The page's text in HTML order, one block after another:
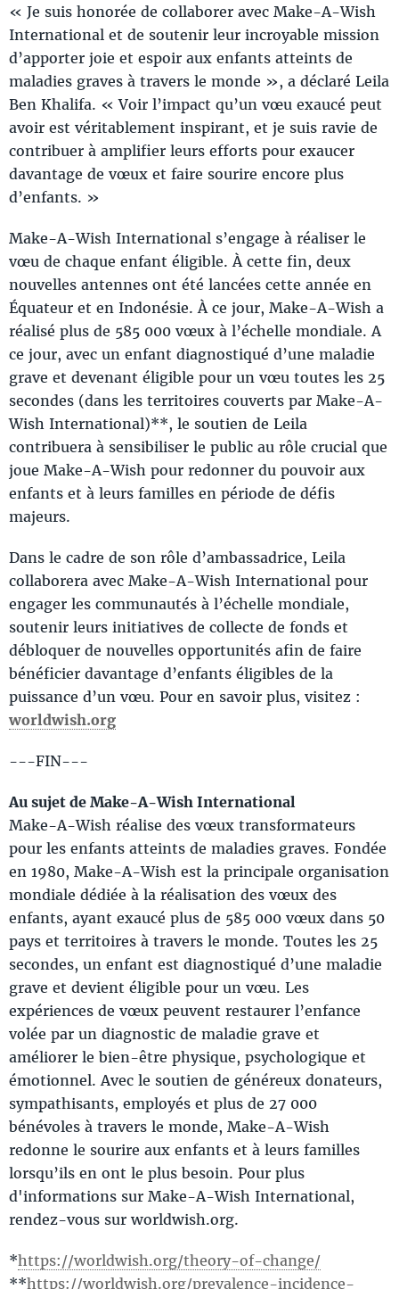
« Je suis honorée de collaborer avec Make-A-Wish
International et de soutenir leur incroyable mission
d’apporter joie et espoir aux enfants atteints de
maladies graves à travers le monde », a déclaré Leila
Ben Khalifa. « Voir l’impact qu’un vœu exaucé peut
avoir est véritablement inspirant, et je suis ravie de
contribuer à amplifier leurs efforts pour exaucer
davantage de vœux et faire sourire encore plus
d’enfants. »
Make-A-Wish International s’engage à réaliser le
vœu de chaque enfant éligible. À cette fin, deux
nouvelles antennes ont été lancées cette année en
Équateur et en Indonésie. À ce jour, Make-A-Wish a
réalisé plus de 585 000 vœux à l’échelle mondiale. A
ce jour, avec un enfant diagnostiqué d’une maladie
grave et devenant éligible pour un vœu toutes les 25
secondes (dans les territoires couverts par Make-A-
Wish International)**, le soutien de Leila
contribuera à sensibiliser le public au rôle crucial que
joue Make-A-Wish pour redonner du pouvoir aux
enfants et à leurs familles en période de défis
majeurs.
Dans le cadre de son rôle d’ambassadrice, Leila
collaborera avec Make-A-Wish International pour
engager les communautés à l’échelle mondiale,
soutenir leurs initiatives de collecte de fonds et
débloquer de nouvelles opportunités afin de faire
bénéficier davantage d’enfants éligibles de la
puissance d’un vœu. Pour en savoir plus, visitez :
worldwish.org
---FIN---
Au sujet de Make-A-Wish International
Make-A-Wish réalise des vœux transformateurs
pour les enfants atteints de maladies graves. Fondée
en 1980, Make-A-Wish est la principale organisation
mondiale dédiée à la réalisation des vœux des
enfants, ayant exaucé plus de 585 000 vœux dans 50
pays et territoires à travers le monde. Toutes les 25
secondes, un enfant est diagnostiqué d’une maladie
grave et devient éligible pour un vœu. Les
expériences de vœux peuvent restaurer l’enfance
volée par un diagnostic de maladie grave et
améliorer le bien-être physique, psychologique et
émotionnel. Avec le soutien de généreux donateurs,
sympathisants, employés et plus de 27 000
bénévoles à travers le monde, Make-A-Wish
redonne le sourire aux enfants et à leurs familles
lorsqu’ils en ont le plus besoin. Pour plus
d'informations sur Make-A-Wish International,
rendez-vous sur worldwish.org.
*https://worldwish.org/theory-of-change/
**https://worldwish.org/prevalence-incidence-